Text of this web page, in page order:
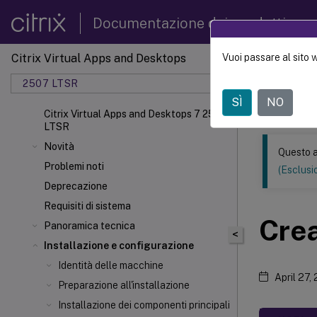
Documentazione dei prodotti
Citrix Virtual Apps and Desktops
2507 LTSR
Citrix Virtual Apps and Desktops 7 2507
LTSR
Novità
Problemi noti
Deprecazione
Requisiti di sistema
Panoramica tecnica
Installazione e configurazione
Identità delle macchine
Preparazione all'installazione
Installazione dei componenti principali
Questo
<
Questo
April 27,
Vuoi passare al sito
SÌ NO